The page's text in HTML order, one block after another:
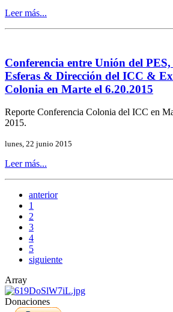
Leer más...
Conferencia entre Unión del
Esferas & Dirección del ICC &
Colonia en Marte el 6.20.2015
Reporte Conferencia Colonia del ICC en
2015.
lunes, 22 junio 2015
Leer más...
anterior
1
2
3
4
5
siguiente
Array
Donaciones